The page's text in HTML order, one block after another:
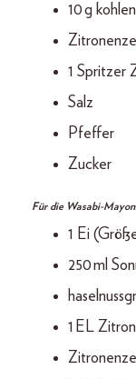
10 g
1 Spritzer
Salz
Pfeffer
Zucker
Für die Wasabi-
1 Ei
250 ml
1 EL